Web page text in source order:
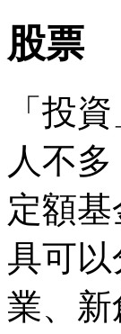
股票
「投
人不
定額
具可
業、